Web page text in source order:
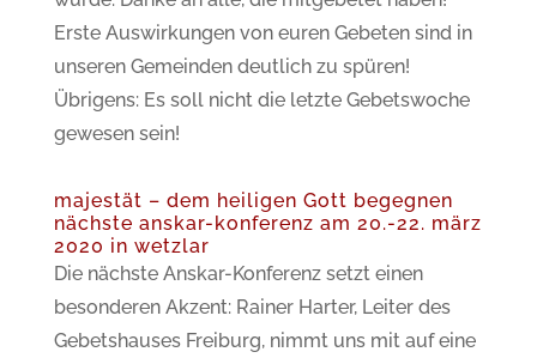
Erste Auswirkungen von euren Gebeten sind in
unseren Gemeinden deutlich zu spüren!
Übrigens: Es soll nicht die letzte Gebetswoche
gewesen sein!
majestät – dem heiligen Gott begegnen
nächste anskar-konferenz am 20.-22. märz
2020 in wetzlar
Die nächste Anskar-Konferenz setzt einen
besonderen Akzent: Rainer Harter, Leiter des
Gebetshauses Freiburg, nimmt uns mit auf eine